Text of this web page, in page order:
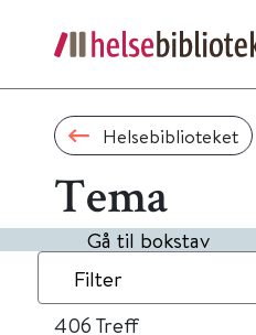
Helsebiblioteket
Tema
Gå til bokstav
Filter
406 Treff